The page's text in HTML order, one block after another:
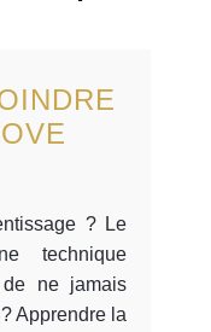
? Le
technique
ne jamais
Apprendre la